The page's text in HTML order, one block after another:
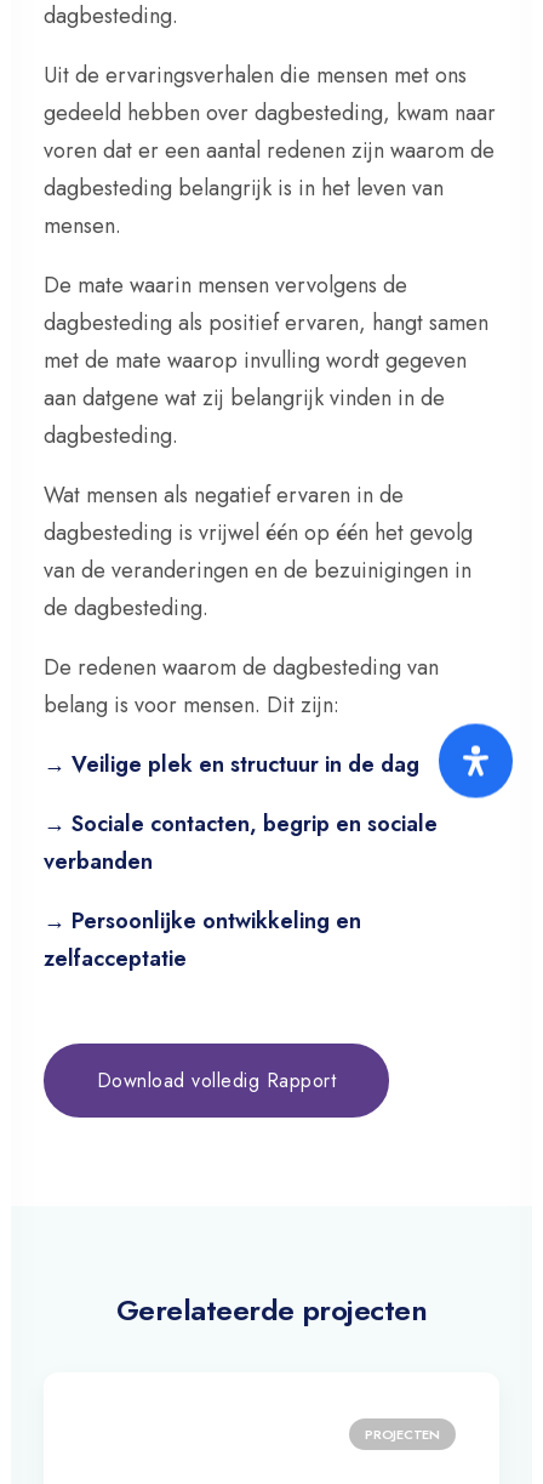
dagbesteding.
Uit de ervaringsverhalen die mensen met ons
gedeeld hebben over dagbesteding, kwam naar
voren dat er een aantal redenen zijn waarom de
dagbesteding belangrijk is in het leven van
mensen.
De mate waarin mensen vervolgens de
dagbesteding als positief ervaren, hangt samen
met de mate waarop invulling wordt gegeven
aan datgene wat zij belangrijk vinden in de
dagbesteding.
Wat mensen als negatief ervaren in de
dagbesteding is vrijwel één op één het gevolg
van de veranderingen en de bezuinigingen in
de dagbesteding.
De redenen waarom de dagbesteding van
belang is voor mensen. Dit zijn:
→ Veilige plek en structuur in de dag
→ Sociale contacten, begrip en sociale
verbanden
→ Persoonlijke ontwikkeling en
zelfacceptatie
Download volledig Rapport
Gerelateerde projecten
PROJECTEN